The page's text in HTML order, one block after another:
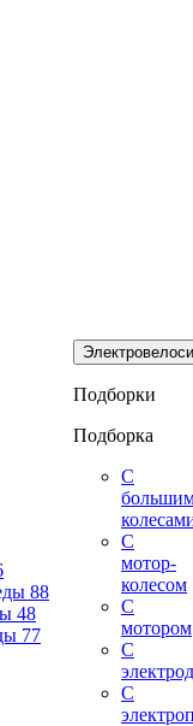
88
48
77
Подборки
Подборка
С
С
мотор-
колесом
С
мотором
С
С